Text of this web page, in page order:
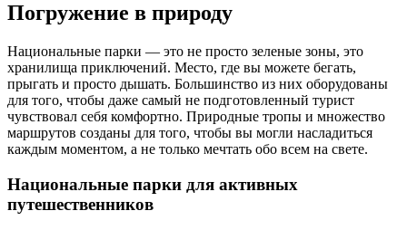
Погружение в природу
Национальные парки — это не просто зеленые зоны, это
хранилища приключений. Место, где вы можете бегать,
прыгать и просто дышать. Большинство из них оборудованы
для того, чтобы даже самый не подготовленный турист
чувствовал себя комфортно. Природные тропы и множество
маршрутов созданы для того, чтобы вы могли насладиться
каждым моментом, а не только мечтать обо всем на свете.
Национальные парки для активных
путешественников